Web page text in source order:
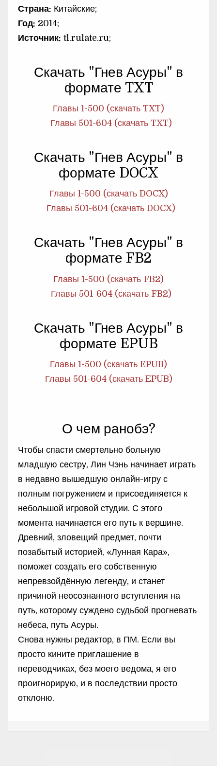
Страна: Китайские;
Год: 2014;
Источник: tl.rulate.ru;
Скачать "Гнев Асуры" в
формате TXT
Главы 1-500 (скачать TXT)
Главы 501-604 (скачать TXT)
Скачать "Гнев Асуры" в
формате DOCX
Главы 1-500 (скачать DOCX)
Главы 501-604 (скачать DOCX)
Скачать "Гнев Асуры" в
формате FB2
Главы 1-500 (скачать FB2)
Главы 501-604 (скачать FB2)
Скачать "Гнев Асуры" в
формате EPUB
Главы 1-500 (скачать EPUB)
Главы 501-604 (скачать EPUB)
О чем ранобэ?
Чтобы спасти смертельно больную
младшую сестру, Лин Чэнь начинает играть
в недавно вышедшую онлайн-игру с
полным погружением и присоединяется к
небольшой игровой студии. С этого
момента начинается его путь к вершине.
Древний, зловещий предмет, почти
позабытый историей, «Лунная Кара»,
поможет создать его собственную
непревзойдённую легенду, и станет
причиной неосознанного вступления на
путь, которому суждено судьбой прогневать
небеса, путь Асуры.
Снова нужны редактор, в ПМ. Если вы
просто кините приглашение в
переводчиках, без моего ведома, я его
проигнорирую, и в последствии просто
отклоню.